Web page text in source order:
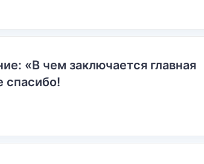
«В чем заключается главная
спасибо!